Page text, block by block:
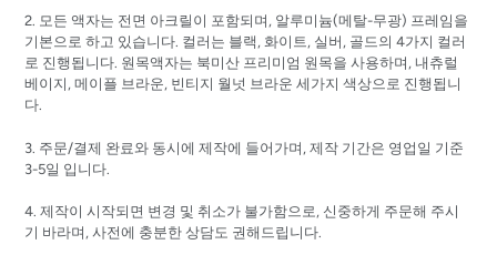
2. 모든 액자는 전면 아크릴이 포함되며, 알루미늄(메탈-무광) 프레임을
기본으로 하고 있습니다. 컬러는 블랙, 화이트, 실버, 골드의 4가지 컬러
로 진행됩니다. 원목액자는 북미산 프리미엄 원목을 사용하며, 내츄럴
베이지, 메이플 브라운, 빈티지 월넛 브라운 세가지 색상으로 진행됩니
다.
3. 주문/결제 완료와 동시에 제작에 들어가며, 제작 기간은 영업일 기준
3-5일 입니다.
4. 제작이 시작되면 변경 및 취소가 불가함으로, 신중하게 주문해 주시
기 바라며, 사전에 충분한 상담도 권해드립니다.